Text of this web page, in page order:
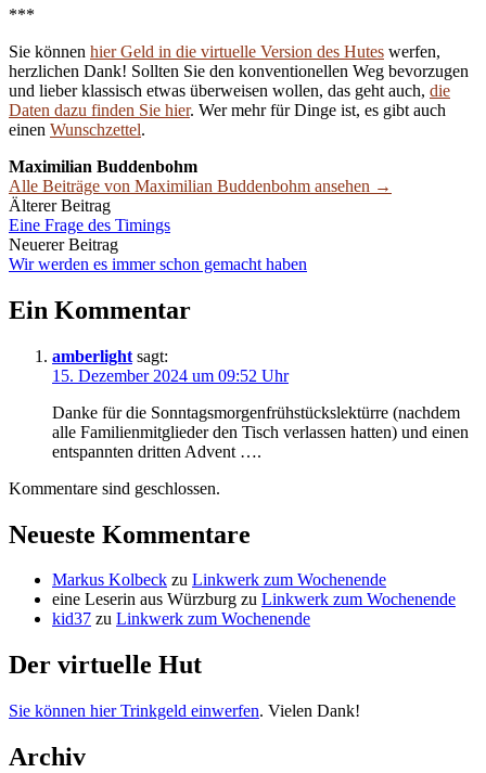
***
Sie können hier Geld in die virtuelle Version des Hutes werfen,
herzlichen Dank! Sollten Sie den konventionellen Weg bevorzugen
und lieber klassisch etwas überweisen wollen, das geht auch, die
Daten dazu finden Sie hier. Wer mehr für Dinge ist, es gibt auch
einen Wunschzettel.
Maximilian Buddenbohm
Alle Beiträge von Maximilian Buddenbohm ansehen →
Beitrags-
Navigation
Älterer Beitrag
Eine Frage des Timings
Neuerer Beitrag
Wir werden es immer schon gemacht haben
Ein Kommentar
amberlight sagt:
15. Dezember 2024 um 09:52 Uhr
Danke für die Sonntagsmorgenfrühstückslektürre (nachdem
alle Familienmitglieder den Tisch verlassen hatten) und einen
entspannten dritten Advent ….
Kommentare sind geschlossen.
Neueste Kommentare
Markus Kolbeck zu Linkwerk zum Wochenende
eine Leserin aus Würzburg zu Linkwerk zum Wochenende
kid37 zu Linkwerk zum Wochenende
Der virtuelle Hut
Sie können hier Trinkgeld einwerfen. Vielen Dank!
Archiv